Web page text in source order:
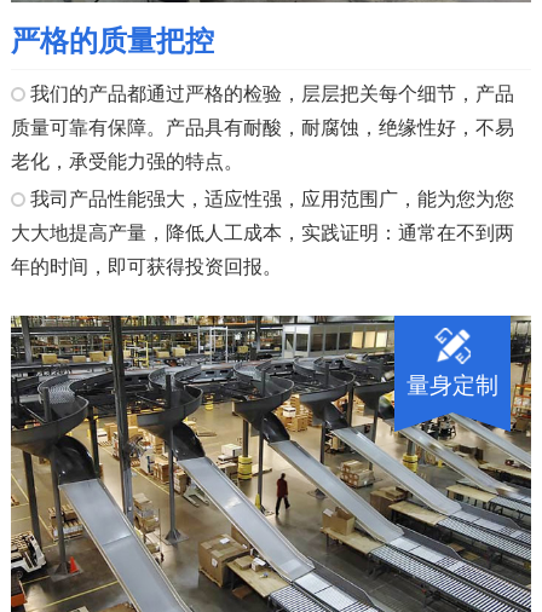
严格的质量把控
我们的产品都通过严格的检验，层层把关每个细节，产品
质量可靠有保障。产品具有耐酸，耐腐蚀，绝缘性好，不易
老化，承受能力强的特点。
我司产品性能强大，适应性强，应用范围广，能为您为您
大大地提高产量，降低人工成本，实践证明：通常在不到两
年的时间，即可获得投资回报。
量身定制